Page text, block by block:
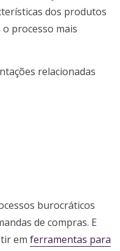
dos produtos
processo mais
relacionadas
burocráticos
de compras. E
em ferramentas para